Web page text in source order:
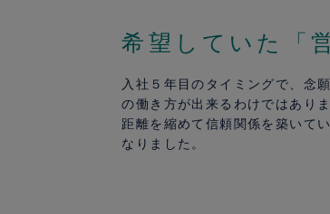
希望していた「
入社５年目のタイミングで、念
の働き方が出来るわけではあり
距離を縮めて信頼関係を築いて
なりました。